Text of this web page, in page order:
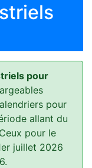
pour
pour
allant du
pour le
juillet 2026